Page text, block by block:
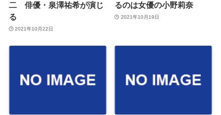
二 俳優・泉澤祐希が演じ
る
2021年10月22日
るのは女優の小野莉奈
2021年10月19日